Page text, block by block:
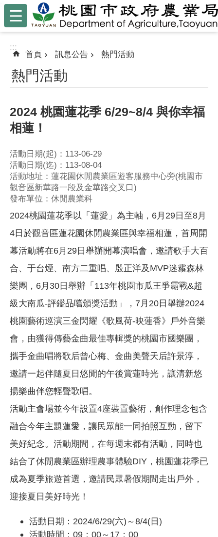
跳到主要內容區塊
:::
:::
首頁 訊息公告 熱門活動
熱門活動
2024 桃園蓮花季 6/29~8/4 與你幸福
相蓮！
活動日期(起)：113-06-29
活動日期(迄)：113-08-04
活動地址：蓮花園休閒農業區遊客服務中心旁(桃園市
觀音區新華路一段及金華路交叉口)
發布單位：休閒農業科
2024桃園蓮花季以「蓮愛」為主軸，6月29日至8月
4日於觀音區蓮花園休閒農業區與幸福相蓮，首周開
幕活動將在6月29日舉辦開幕演唱會，邀請歌手大百
合、于台煙、南方二重唱、殷正洋及MVP迷霧森林
樂團，6月30日舉辦「113年桃園市瓜王爭霸戰&超
級大南瓜-評鑑品嚐頒獎活動」，7月20日舉辦2024
桃園藝術巡演三金閃耀《歌風荷-映蓮香》戶外音樂
會，由獲得傳藝金曲最佳專輯獎的桃園市國樂團，
攜手金曲唱將歌后曾心梅、金曲美聲天后許景淳，
邀請一起伴隨夏日悠閒的午後賞蓮時光，讓清新悠
揚樂曲伴您輕聲歌唱。
活動主會場並今年設置4座裝置藝術，創作理念包含
融合今年主題蓮愛，讓民眾能一同拍照互動，留下
美好紀念。活動期間，在每週末都有活動，同時也
結合了休閒農業區辦理農事體驗DIY，桃園蓮花季已
成為夏季旅遊首選，邀請民眾暑假期間走出戶外，
迎接夏日美好時光！
活動日期：2024/6/29(六)～8/4(日)
活動時間：09：00～17：00